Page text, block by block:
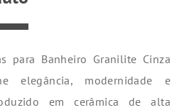
para Banheiro Granilite Cinza
elegância, modernidade e
em cerâmica de alta